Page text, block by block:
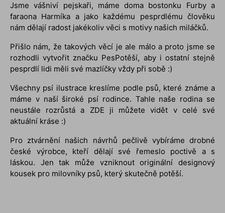
Jsme vášniví pejskaři, máme doma bostonku Furby a
faraona Harmíka a jako každému pesprdlému člověku
nám dělají radost jakékoliv věci s motivy našich miláčků.
Přišlo nám, že takových věcí je ale málo a proto jsme se
rozhodli vytvořit značku PesPotěší, aby i ostatní stejně
pesprdlí lidi měli své mazlíčky vždy při sobě :)
Všechny psí ilustrace kreslíme podle psů, které známe a
máme v naší široké psí rodince. Tahle naše rodina se
neustále rozrůstá a ZDE ji můžete vidět v celé své
aktuální kráse :)
Pro ztvárnění našich návrhů pečlivě vybíráme drobné
české výrobce, kteří dělají své řemeslo poctivě a s
láskou. Jen tak může vzniknout originální designový
kousek pro milovníky psů, který skutečně potěší.